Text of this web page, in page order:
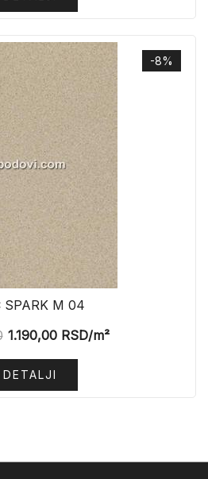
-8%
SPARK M 04
1.190,00RSD/m²
DETALJI